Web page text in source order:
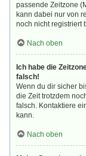
passende Zeitzone
kann dabei nur von
noch nicht registriert
Nach oben
Ich habe die
falsch!
Wenn du dir sicher
die Zeit trotzdem
falsch. Kontaktiere
kann.
Nach oben